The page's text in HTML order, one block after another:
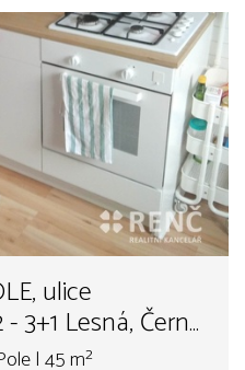
ulice
3+1 Lesná, Černá
Medlánky
| 45 m²